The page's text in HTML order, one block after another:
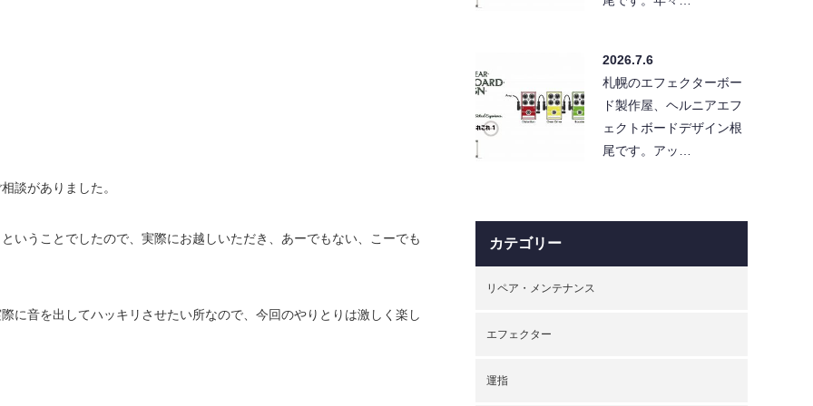
談がありました。
いうことでしたので、実際にお越しいただき、あーでもない、こーでも
に音を出してハッキリさせたい所なので、今回のやりとりは激しく楽し
2026.7.6
札幌のエフェクターボー
ド製作屋、ヘルニアエフ
ェクトボードデザイン根
尾です。アッ…
カテゴリー
リペア・メンテナンス
エフェクター
運指